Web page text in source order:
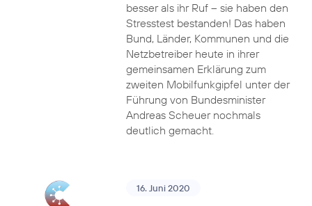
besser als ihr Ruf – sie haben den
Stresstest bestanden! Das haben
Bund, Länder, Kommunen und die
Netzbetreiber heute in ihrer
gemeinsamen Erklärung zum
zweiten Mobilfunkgipfel unter der
Führung von Bundesminister
Andreas Scheuer nochmals
deutlich gemacht.
16. Juni 2020